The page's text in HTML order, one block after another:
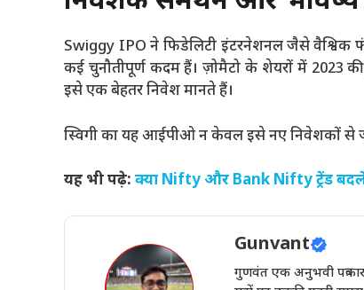
Swiggy IPO ने फिडेलिटी इंटरनेशनल जैसे वैश्विक
कई चुनौतीपूर्ण कदम हैं। ज़ोमैटो के शेयरों में
इसे एक बेहतर निवेश मानते हैं।
स्विगी का यह आईपीओ न केवल इसे नए निवेशकों से
यह भी पढ़े: क्या Nifty और Bank Nifty ट्रेंड
Gunvant
गुणवंत एक अनुभवी